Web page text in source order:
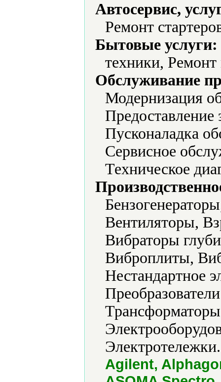
Автосервис,
Ремонт
Бытовые услуги:
техники, Ремонт
Обслуживание
Модернизация
Предоставление
Пусконаладка
Сервисное
Техническое
Вентиляторы,
Вибраторы
Виброплиты,
Нестандартное
Agilent,